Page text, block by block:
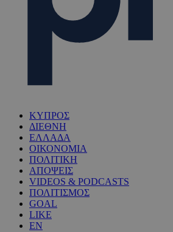
ΚΥΠΡΟΣ
ΔΙΕΘΝΗ
ΕΛΛΑΔΑ
ΟΙΚΟΝΟΜΙΑ
ΠΟΛΙΤΙΚΗ
ΑΠΟΨΕΙΣ
VIDEOS & PODCASTS
ΠΟΛΙΤΙΣΜΟΣ
GOAL
LIKE
EN